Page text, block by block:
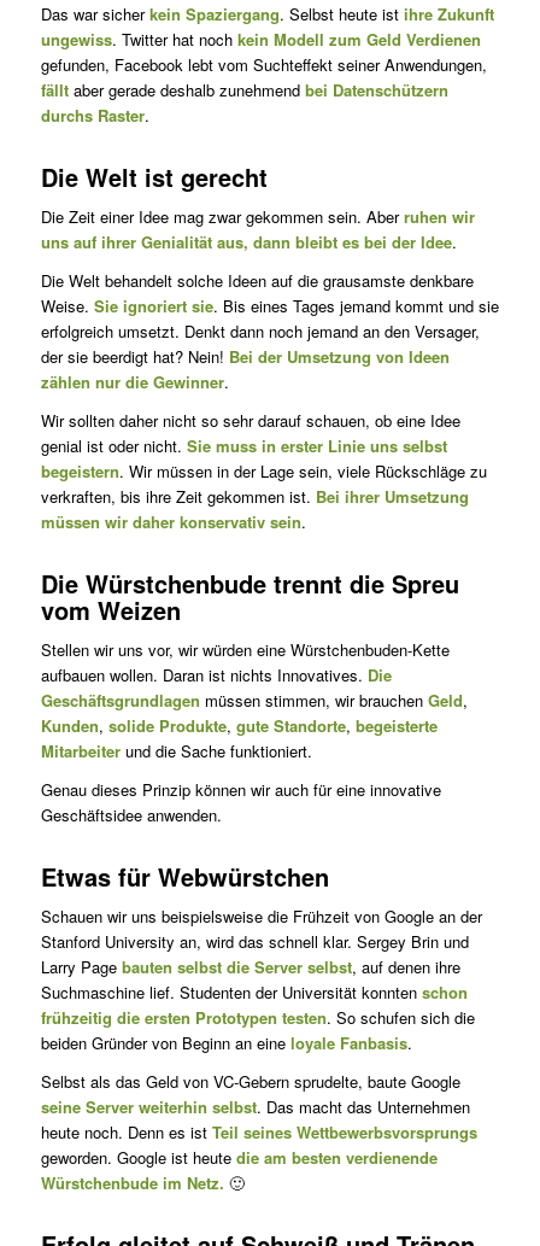
Das war sicherkein Spaziergang. Selbst heute ist ihre Zukunft
ungewiss. Twitter hat noch kein Modell zum Geld Verdienen
gefunden, Facebook lebt vom Suchteffekt seiner Anwendungen,
fälltaber gerade deshalb zunehmendbei Datenschützern
durchs Raster.
Die Welt ist gerecht
Die Zeit einer Idee mag zwar gekommen sein. Aberruhen wir
uns auf ihrer Genialität aus, dann bleibt es bei der Idee.
Die Welt behandelt solche Ideen auf die grausamste denkbare
Weise. Sie ignoriert sie. Bis eines Tages jemand kommt und sie
erfolgreich umsetzt. Denkt dann noch jemand an den Versager,
der sie beerdigt hat? Nein! Bei der Umsetzung von Ideen
zählen nur die Gewinner.
Wir sollten daher nicht so sehr darauf schauen, ob eine Idee
genial ist oder nicht. Sie muss in erster Linie uns selbst
begeistern. Wir müssen in der Lage sein, viele Rückschläge zu
verkraften, bis ihre Zeit gekommen ist. Bei ihrer Umsetzung
müssen wir daher konservativ sein.
Die Würstchenbude trennt die Spreu
vom Weizen
Stellen wir uns vor, wir würden eine Würstchenbuden-Kette
aufbauen wollen. Daran ist nichts Innovatives. Die
Geschäftsgrundlagen müssen stimmen, wir brauchen Geld,
Kunden, solide Produkte, gute Standorte, begeisterte
Mitarbeiterund die Sache funktioniert.
Genau dieses Prinzip können wir auch für eine innovative
Geschäfts­idee anwenden.
Etwas für Webwürstchen
Schauen wir uns beispielsweise die Frühzeit von Google an der
Stanford University an, wird das schnell klar. Sergey Brin und
Larry Page bauten selbst die Server selbst, auf denen ihre
Suchmaschine lief. Studenten der Universität konnten schon
frühzeitig die ersten Prototypen testen. So schufen sich die
beiden Gründer von Beginn an eineloyale Fanbasis.
Selbst als das Geld von VC-Gebern sprudelte, baute Google
seine Server weiterhin selbst. Das macht das Unternehmen
heute noch. Denn es ist Teil seines Wettbewerbsvorsprungs
geworden. Google ist heute die am besten verdienende
Würstchenbude im Netz. 🙂